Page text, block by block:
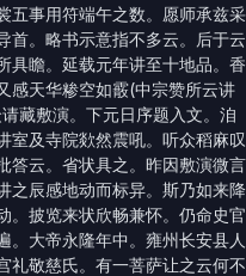
五事用符端午之数。愿师承兹采
首。略书示意指不多云。后于云
具瞻。延载元年讲至十地品。香
感天华糁空如霰(中宗赞所云讲
藏敷演。下元日序题入文。洎
室及寺院欻然震吼。听众稻麻叹
答云。省状具之。昨因敷演微言
之辰感地动而标异。斯乃如来降
。披览来状欣畅兼怀。仍命史官
。大帝永隆年中。雍州长安县人
礼敬慈氏。有一菩萨让之云何不